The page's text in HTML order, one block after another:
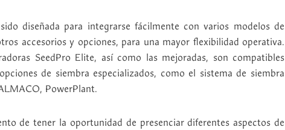
diseñada para integrarse fácilmente con varios modelos de
accesorios y opciones, para una mayor flexibilidad operativa.
SeedPro Elite, así como las mejoradas, son compatibles
de siembra especializados, como el sistema de siembra
PowerPlant.
de tener la oportunidad de presenciar diferentes aspectos de